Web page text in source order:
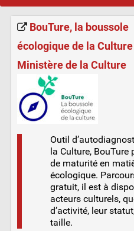
BouTure, la boussole
écologique de la Culture
Ministère de la Culture
Outil
la Culture, BouTure
de maturité en
écologique.
gratuit, il est à
acteurs culturels,
d’activité, leur
taille.